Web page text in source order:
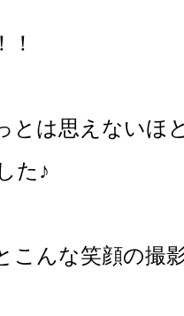
！
とは思えないほ
た♪
こんな笑顔の撮